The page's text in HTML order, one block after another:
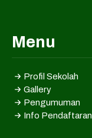
Menu
Profil Sekolah
Gallery
Pengumuman
Info Pendaftaran